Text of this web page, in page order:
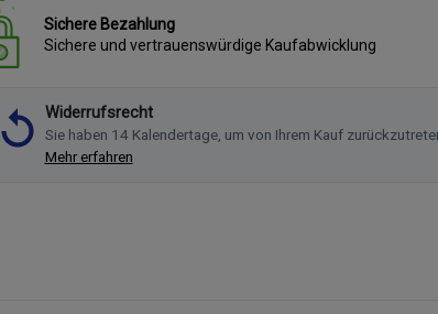
Sichere Bezahlung
Sichere und vertrauenswürdige Kaufabwicklung
Widerrufsrecht
Sie haben 14 Kalendertage, um von Ihrem Kauf
Mehr erfahren